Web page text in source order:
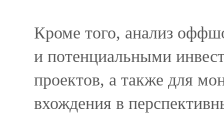
Кроме того, анализ
и потенциальными
проектов, а также для
вхождения в